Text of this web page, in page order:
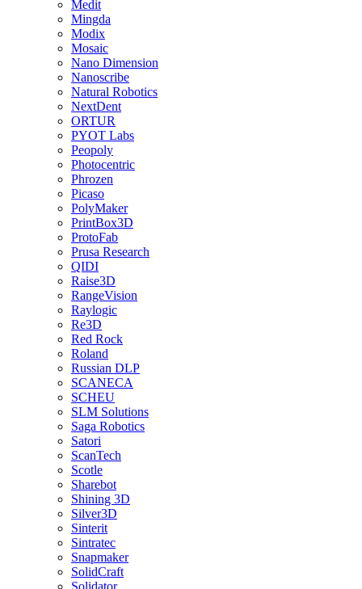
Medit
Mingda
Modix
Mosaic
Nano Dimension
Nanoscribe
Natural Robotics
NextDent
ORTUR
PYOT Labs
Peopoly
Photocentric
Phrozen
Picaso
PolyMaker
PrintBox3D
ProtoFab
Prusa Research
QIDI
Raise3D
RangeVision
Raylogic
Re3D
Red Rock
Roland
Russian DLP
SCANECA
SCHEU
SLM Solutions
Saga Robotics
Satori
ScanTech
Scotle
Sharebot
Shining 3D
Silver3D
Sinterit
Sintratec
Snapmaker
SolidCraft
Solidator